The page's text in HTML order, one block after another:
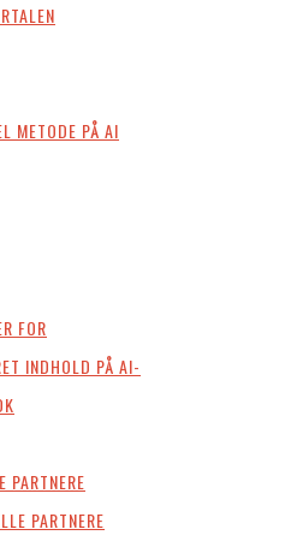
METODE PÅ AI
FOR
INDHOLD PÅ AI-
PARTNERE
PARTNERE